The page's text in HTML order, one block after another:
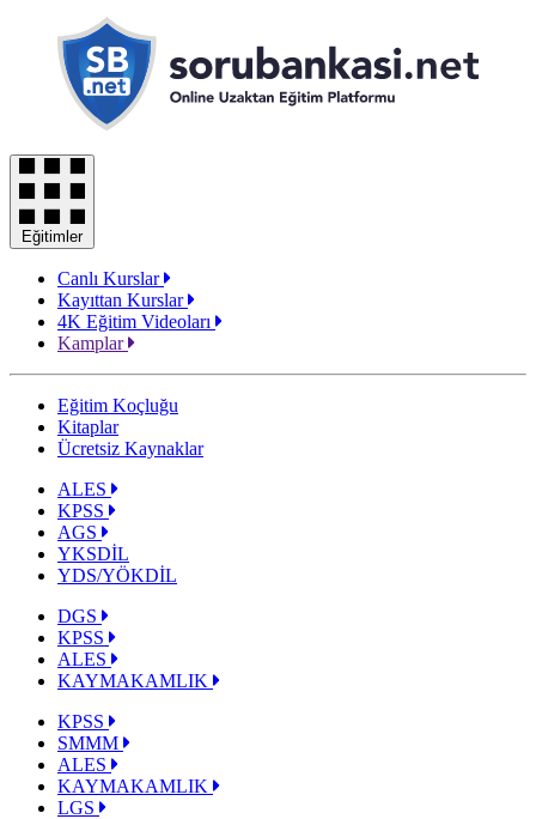
Eğitimler
Canlı Kurslar
Kayıttan Kurslar
4K Eğitim Videoları
Kamplar
Eğitim Koçluğu
Kitaplar
Ücretsiz Kaynaklar
ALES
KPSS
AGS
YKSDİL
YDS/YÖKDİL
DGS
KPSS
ALES
KAYMAKAMLIK
KPSS
SMMM
ALES
KAYMAKAMLIK
LGS